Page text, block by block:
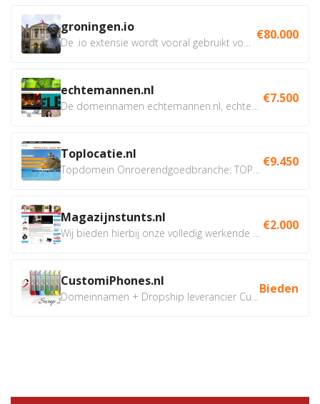
groningen.io €80.000
echtemannen.nl €7.500
Toplocatie.nl €9.450
Magazijnstunts.nl €2.000
CustomiPhones.nl Bieden